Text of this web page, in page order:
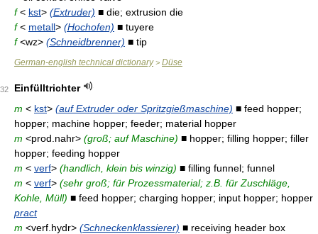
f< kst> (Extruder) ■ die; extrusion die
f< metall> (Hochofen) ■ tuyere
f<wz> (Schneidbrenner) ■ tip
German-english technical dictionary> Düse
32
Einfülltrichter
m < kst> (auf Extruder oder Spritzgießmaschine) ■ feed hopper;
hopper; machine hopper; feeder; material hopper
m <prod.nahr> (groß; auf Maschine) ■ hopper; filling hopper; filler
hopper; feeding hopper
m < verf> (handlich, klein bis winzig) ■ filling funnel; funnel
m < verf> (sehr groß; für Prozessmaterial; z.B. für Zuschläge,
Kohle, Müll) ■ feed hopper; charging hopper; input hopper; hopper
pract
m <verf.hydr> (Schneckenklassierer) ■ receiving header box